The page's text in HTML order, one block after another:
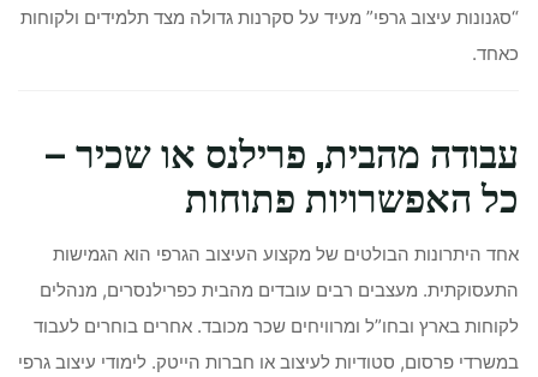
“סגנונות עיצוב גרפי” מעיד על סקרנות גדולה מצד תלמידים ולקוחות
כאחד.
עבודה מהבית, פרילנס או שכיר –
כל האפשרויות פתוחות
אחד היתרונות הבולטים של מקצוע העיצוב הגרפי הוא הגמישות
התעסוקתית. מעצבים רבים עובדים מהבית כפרילנסרים, מנהלים
לקוחות בארץ ובחו”ל ומרוויחים שכר מכובד. אחרים בוחרים לעבוד
במשרדי פרסום, סטודיות לעיצוב או חברות הייטק. לימודי עיצוב גרפי